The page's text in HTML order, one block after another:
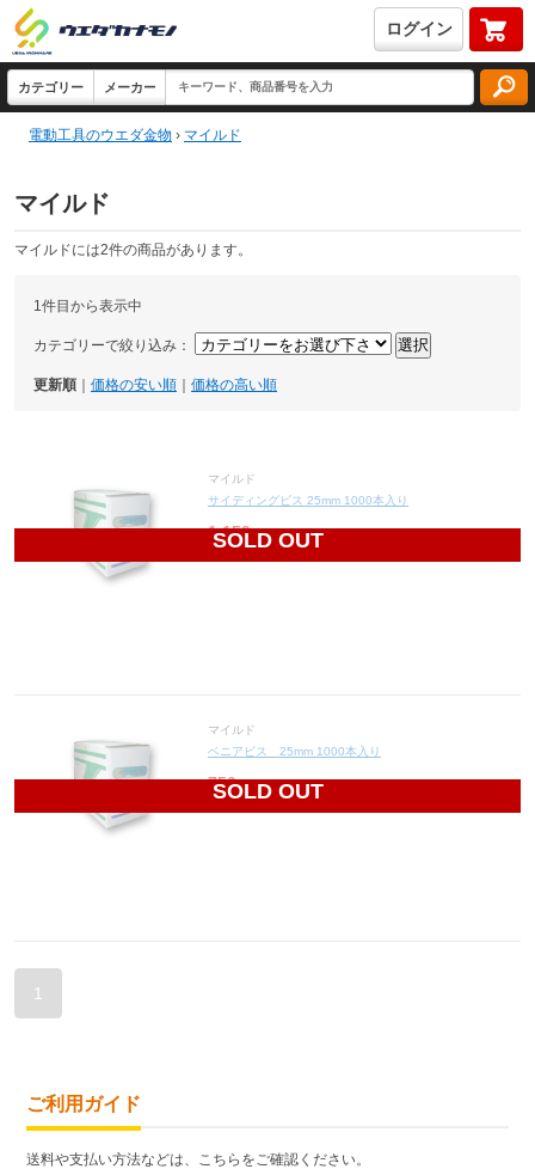
ログイン
電動工具のウエダ金物 › マイルド
マイルド
マイルドには2件の商品があります。
1件目から表示中
カテゴリーで絞り込み：
更新順 価格の安い順 価格の高い順
SOLD OUT
マイルド
サイディングビス 25mm 1000本入り
1,159 円(税込1,275円)
SOLD OUT
マイルド
ベニアビス 25mm 1000本入り
750円(税込825円)
1
ご利用ガイド
送料や支払い方法などは、こちらをご確認ください。